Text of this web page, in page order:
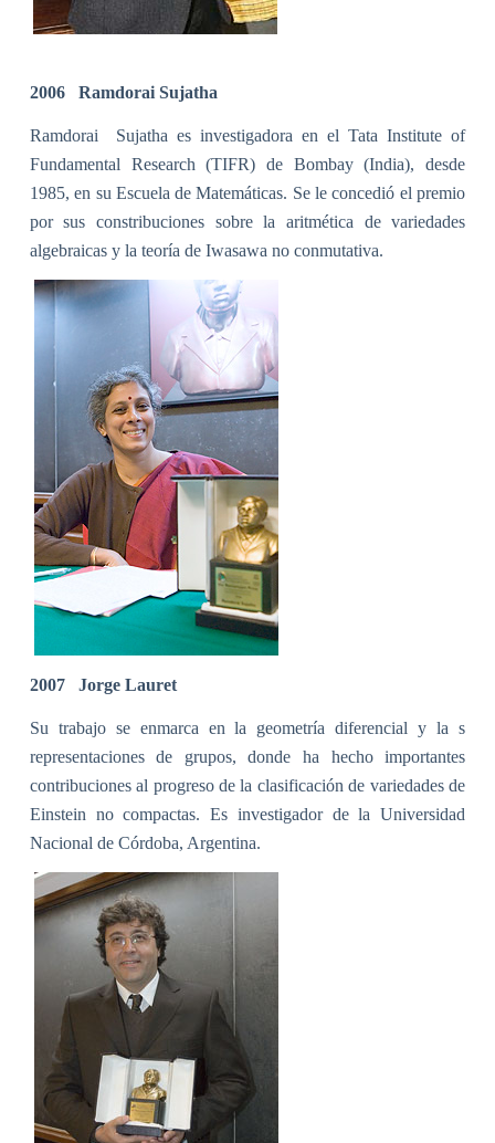
2006 Ramdorai Sujatha
Ramdorai
Sujatha es investigadora en el Tata Institute of
Fundamental Research (TIFR) de Bombay (India), desde
1985, en su Escuela de Matemáticas. Se le concedió el premio
por sus constribuciones sobre la aritmética de variedades
algebraicas y la teoría de Iwasawa no conmutativa.
2007 Jorge Lauret
Su trabajo se enmarca en la geometría diferencial y la s
representaciones de grupos, donde ha hecho importantes
contribuciones al progreso de la clasificación de variedades de
Einstein no compactas. Es investigador de la Universidad
Nacional de Córdoba, Argentina.